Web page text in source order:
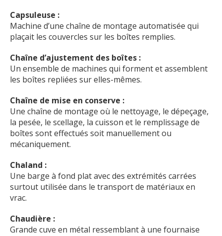
Capsuleuse :
Machine d’une chaîne de montage automatisée qui
plaçait les couvercles sur les boîtes remplies.
Chaîne d’ajustement des boîtes :
Un ensemble de machines qui forment et assemblent
les boîtes repliées sur elles-mêmes.
Chaîne de mise en conserve :
Une chaîne de montage où le nettoyage, le dépeçage,
la pesée, le scellage, la cuisson et le remplissage de
boîtes sont effectués soit manuellement ou
mécaniquement.
Chaland :
Une barge à fond plat avec des extrémités carrées
surtout utilisée dans le transport de matériaux en
vrac.
Chaudière :
Grande cuve en métal ressemblant à une fournaise